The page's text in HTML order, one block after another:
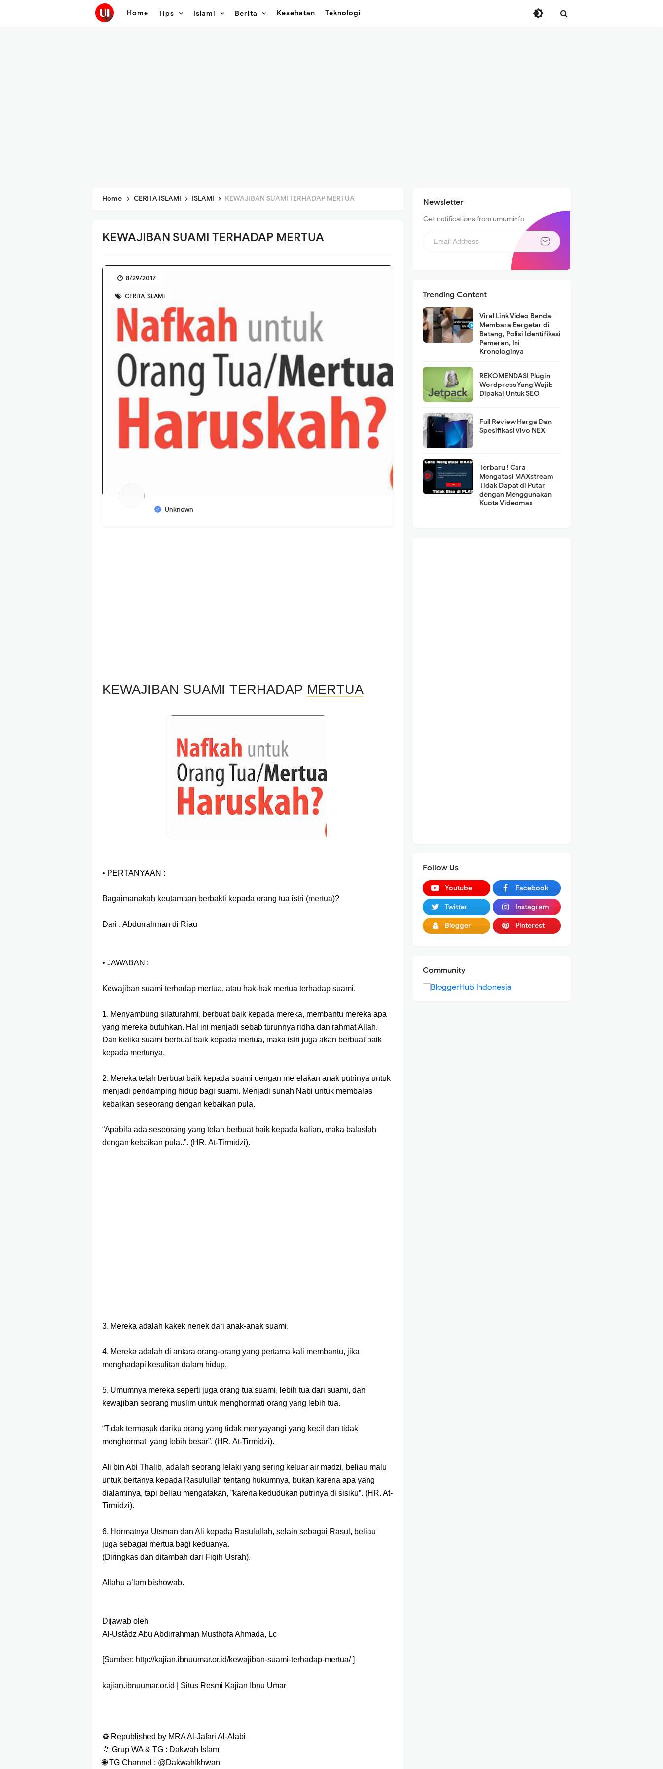
Home Tips Islami Berita Kesehatan Teknologi
Home CERITA ISLAMI ISLAMI KEWAJIBAN SUAMI TERHADAP MERTUA
KEWAJIBAN SUAMI TERHADAP MERTUA
CERITA ISLAMI
Unknown
8/29/2017
KEWAJIBAN SUAMI TERHADAP MERTUA
• PERTANYAAN :
Bagaimanakah keutamaan berbakti kepada orang tua istri (mertua)?
Dari : Abdurrahman di Riau
• JAWABAN :
Kewajiban suami terhadap mertua, atau hak-hak mertua terhadap suami.
1. Menyambung silaturahmi, berbuat baik kepada mereka, membantu mereka apa
yang mereka butuhkan. Hal ini menjadi sebab turunnya ridha dan rahmat Allah.
Dan ketika suami berbuat baik kepada mertua, maka istri juga akan berbuat baik
kepada mertunya.
2. Mereka telah berbuat baik kepada suami dengan merelakan anak putrinya untuk
menjadi pendamping hidup bagi suami. Menjadi sunah Nabi untuk membalas
kebaikan seseorang dengan kebaikan pula.
“Apabila ada seseorang yang telah berbuat baik kepada kalian, maka balaslah
dengan kebaikan pula..”. (HR. At-Tirmidzi).
3. Mereka adalah kakek nenek dari anak-anak suami.
4. Mereka adalah di antara orang-orang yang pertama kali membantu, jika
menghadapi kesulitan dalam hidup.
5. Umumnya mereka seperti juga orang tua suami, lebih tua dari suami, dan
kewajiban seorang muslim untuk menghormati orang yang lebih tua.
“Tidak termasuk dariku orang yang tidak menyayangi yang kecil dan tidak
menghormati yang lebih besar”. (HR. At-Tirmidzi).
Ali bin Abi Thalib, adalah seorang lelaki yang sering keluar air madzi, beliau malu
untuk bertanya kepada Rasulullah tentang hukumnya, bukan karena apa yang
dialaminya, tapi beliau mengatakan, ”karena kedudukan putrinya di sisiku”. (HR. At-
Tirmidzi).
6. Hormatnya Utsman dan Ali kepada Rasulullah, selain sebagai Rasul, beliau
juga sebagai mertua bagi keduanya.
(Diringkas dan ditambah dari Fiqih Usrah).
Allahu a’lam bishowab.
Dijawab oleh
Al-Ustâdz Abu Abdirrahman Musthofa Ahmada, Lc
[Sumber: http://kajian.ibnuumar.or.id/kewajiban-suami-terhadap-mertua/ ]
kajian.ibnuumar.or.id | Situs Resmi Kajian Ibnu Umar
♻ Republished by MRA Al-Jafari Al-Alabi
📁 Grup WA & TG : Dakwah Islam
🌐 TG Channel : @DakwahIkhwan
Newsletter
Get notifications from umuminfo
Trending Content
Viral Link Video Bandar
Membara Bergetar di
Batang, Polisi Identifikasi
Pemeran, Ini
Kronologinya
REKOMENDASI Plugin
Wordpress Yang Wajib
Dipakai Untuk SEO
Full Review Harga Dan
Spesifikasi Vivo NEX
Terbaru ! Cara
Mengatasi MAXstream
Tidak Dapat di Putar
dengan Menggunakan
Kuota Videomax
Follow Us
Youtube Facebook
Twitter Instagram
Blogger Pinterest
Community